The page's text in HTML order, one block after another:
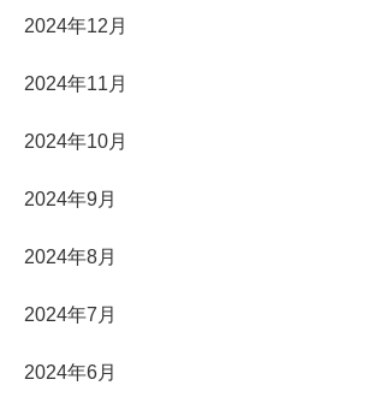
2024年12月
2024年11月
2024年10月
2024年9月
2024年8月
2024年7月
2024年6月